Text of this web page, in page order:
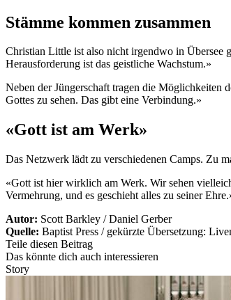
Stämme kommen zusammen
Christian Little ist also nicht irgendwo in Übersee
Herausforderung ist das geistliche Wachstum.»
Neben der Jüngerschaft tragen die Möglichkeiten
Gottes zu sehen. Das gibt eine Verbindung.»
«Gott ist am Werk»
Das Netzwerk lädt zu verschiedenen Camps. Zu
«Gott ist hier wirklich am Werk. Wir sehen
Vermehrung, und es geschieht alles zu seiner
Autor: Scott Barkley / Daniel Gerber
Quelle: Baptist Press / gekürzte Übersetzung:
Teile diesen Beitrag
Das könnte dich auch interessieren
Story